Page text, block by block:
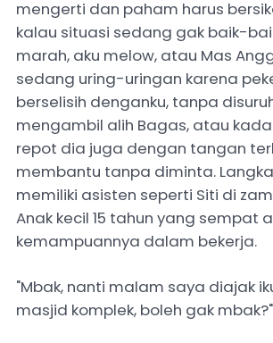
mengerti dan paham harus
kalau situasi sedang gak baik-
marah, aku melow, atau Mas
sedang uring-uringan karena
berselisih denganku, tanpa
mengambil alih Bagas, atau
repot dia juga dengan tangan
membantu tanpa diminta.
memiliki asisten seperti Siti di
Anak kecil 15 tahun yang sempat
kemampuannya dalam bekerja.
"Mbak, nanti malam saya diajak
masjid komplek, boleh gak mbak?"